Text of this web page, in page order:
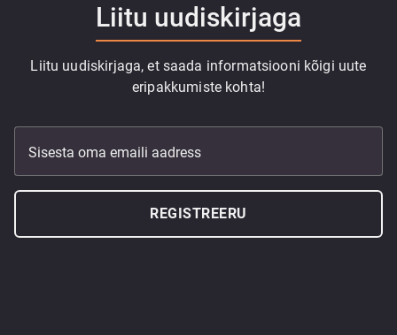
Liitu uudiskirjaga
Liitu uudiskirjaga, et saada informatsiooni kõigi uute
eripakkumiste kohta!
Sisesta oma emaili aadress
REGISTREERU